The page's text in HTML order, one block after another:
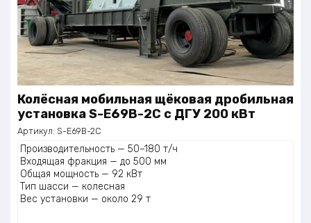
Колёсная мобильная щёковая дробильная
установка S-E69B-2C с ДГУ 200 кВт
Артикул: S-E69B-2C
Производительность — 50–180 т/ч
Входящая фракция — до 500 мм
Общая мощность — 92 кВт
Тип шасси — колесная
Вес установки — около 29 т